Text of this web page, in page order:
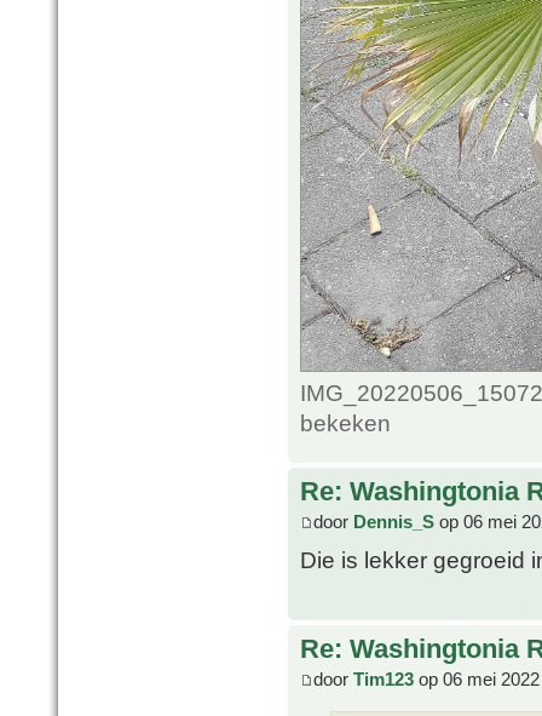
bekeken
Re: Washingtonia
door Dennis_S op 06 mei
Die is lekker gegroeid
Re: Washingtonia
door Tim123 op 06 mei